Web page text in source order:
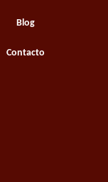
Blog
Contacto